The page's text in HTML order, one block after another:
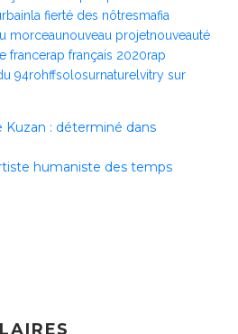
la fierté des nôtresmafia
morceaunouveau projetnouveauté
francerap français 2020rap
94rohffsolosurnaturel vitry sur
Kuzan : déterminé dans
humaniste des temps